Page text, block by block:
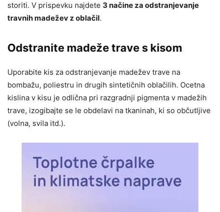
storiti. V prispevku najdete 3 načine za odstranjevanje
travnih madežev z oblačil.
Odstranite madeže trave s kisom
Uporabite kis za odstranjevanje madežev trave na
bombažu, poliestru in drugih sintetičnih oblačilih. Ocetna
kislina v kisu je odlična pri razgradnji pigmenta v madežih
trave, izogibajte se le obdelavi na tkaninah, ki so občutljive
(volna, svila itd.).